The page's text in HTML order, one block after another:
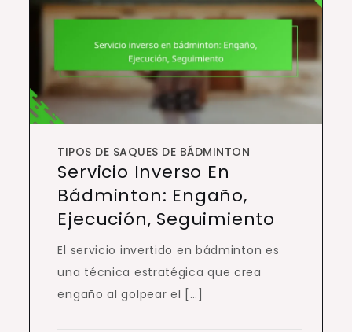
TIPOS DE SAQUES DE BÁDMINTON
Servicio Inverso En
Bádminton: Engaño,
Ejecución, Seguimiento
El servicio invertido en bádminton es
una técnica estratégica que crea
engaño al golpear el […]